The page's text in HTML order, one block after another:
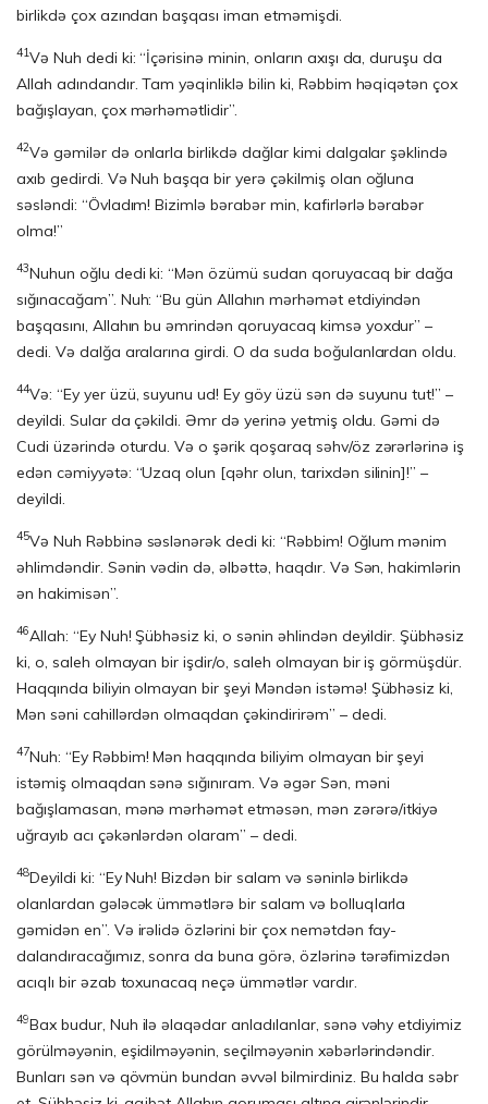
birlikdə çox azından başqası iman etməmişdi.
41Və Nuh dedi ki: “İçərisinə minin, onların axışı da, duruşu da
Allah adındandır. Tam yəqinliklə bilin ki, Rəbbim həqiqətən çox
bağışlayan, çox mərhəmətlidir”.
42Və gəmilər də onlarla birlikdə dağlar kimi dalgalar şəklində
axıb gedirdi. Və Nuh başqa bir yerə çəkilmiş olan oğluna
səsləndi: “Övladım! Bizimlə bərabər min, kafirlərlə bərabər
olma!”
43Nuhun oğlu dedi ki: “Mən özümü sudan qoruyacaq bir dağa
sığınacağam”. Nuh: “Bu gün Allahın mərhəmət etdiyindən
başqasını, Allahın bu əmrindən qoruya­caq kimsə yoxdur” –
dedi. Və dalğa aralarına girdi. O da suda boğulanlardan oldu.
44Və: “Ey yer üzü, suyunu ud! Ey göy üzü sən də suyunu tut!” –
deyildi. Sular da çəkildi. Əmr də yerinə yetmiş oldu. Gəmi də
Cudi üzərində oturdu. Və o şərik qoşaraq səhv/öz zərərlərinə iş
edən cəmiyyətə: “Uzaq olun [qəhr olun, tarixdən silinin]!” –
deyildi.
45Və Nuh Rəbbinə səslənərək dedi ki: “Rəbbim! Oğlum mənim
əhlimdəndir. Sənin vədin də, əlbəttə, haqdır. Və Sən, hakimlərin
ən hakimisən”.
46Allah: “Ey Nuh! Şübhəsiz ki, o sənin əhlindən deyildir. Şübhəsiz
ki, o, saleh olmayan bir işdir/o, saleh olmayan bir iş görmüşdür.
Haqqında biliyin olmayan bir şeyi Məndən istəmə! Şübhəsiz ki,
Mən səni cahillərdən olmaqdan çəkindirirəm” – dedi.
47Nuh: “Ey Rəbbim! Mən haqqında biliyim olmayan bir şeyi
istəmiş olmaqdan sənə sığınıram. Və əgər Sən, məni
bağışlamasan, mənə mərhəmət etməsən, mən zərərə/itkiyə
uğrayıb acı çəkənlərdən olaram” – dedi.
48Deyildi ki: “Ey Nuh! Bizdən bir salam və səninlə birlikdə
olanlardan gələcək üm­mətlərə bir salam və bolluqlarla
gəmidən en”. Və irəlidə özlərini bir çox nemətdən fay­
dalandıracağımız, sonra da buna görə, özlərinə tərəfimizdən
acıqlı bir əzab to­xunacaq neçə ümmətlər vardır.
49Bax budur, Nuh ilə əlaqədar anladılanlar, sənə vəhy etdiyimiz
görülməyənin, eşi­dil­məyənin, seçilməyənin xəbərlərindəndir.
Bunları sən və qövmün bundan əv­vəl bilmirdiniz. Bu halda səbr